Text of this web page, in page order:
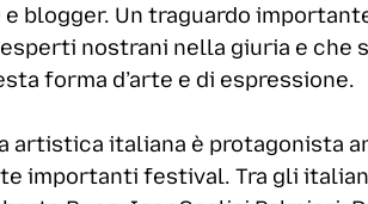
e blogger. Un traguardo
nostrani nella giuria e che
forma d’arte e di espressione.
artistica italiana è protagonista
importanti festival. Tra gli